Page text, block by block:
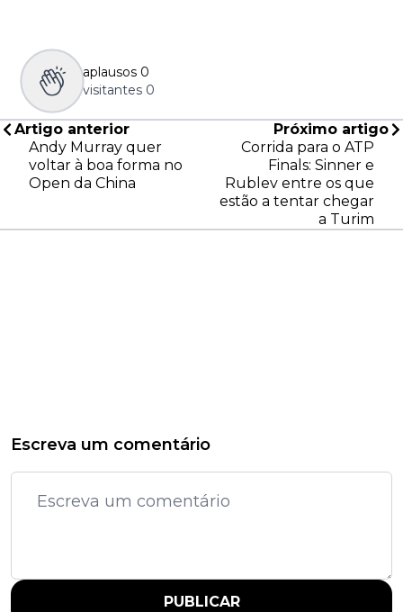
aplausos 0
visitantes 0
Artigo anterior
Andy Murray quer
voltar à boa forma no
Open da China
Próximo artigo
Corrida para o ATP
Finals: Sinner e
Rublev entre os que
estão a tentar chegar
a Turim
Escreva um comentário
PUBLICAR